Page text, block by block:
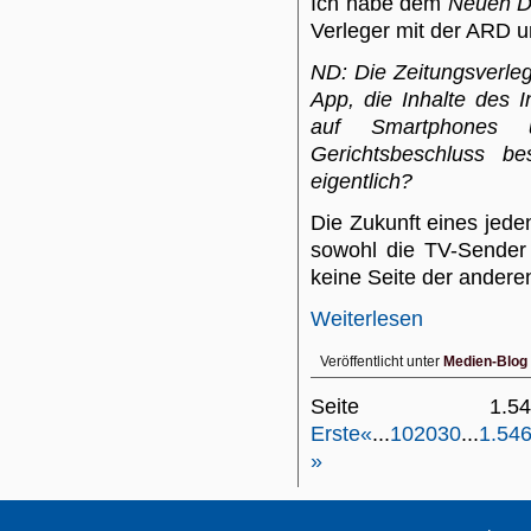
Verleger mit der ARD
ND: Die
App, die Inhalte des
auf Smartphones
Gerichtsbeschluss
eigentlich?
Die Zukunft eines
sowohl die TV-
keine Seite der
Weiterlesen
Veröffentlicht unter Medien-Blog
Seite
Erste«...102030...1.546
»